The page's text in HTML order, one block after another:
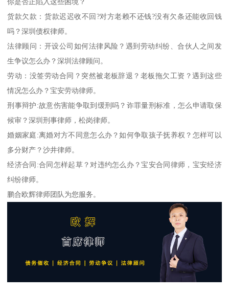
货款欠款：货款迟迟收不回?对方老赖不还钱?没有欠条还能收回钱
吗？深圳债权律师。
法律顾问：开设公司如何法律风险？遇到劳动纠纷、合伙人之间发
生争议怎么办？深圳法律顾问。
劳动：没签劳动合同？突然被老板辞退？老板拖欠工资？遇到这些
情况怎么办？宝安劳动律师。
刑事辩护:故意伤害能争取到缓刑吗？诈罪量刑标准，怎么申请取保
候审？深圳刑事律师，松岗律师。
婚姻家庭:离婚对方不同意怎么办？如何争取孩子抚养权？怎样可以
多分财产？沙井律师。
经济合同:合同怎样起草？对违约怎么办？宝安合同律师，宝安经济
纠纷律师。
鹏合欧辉律师团队为您服务。